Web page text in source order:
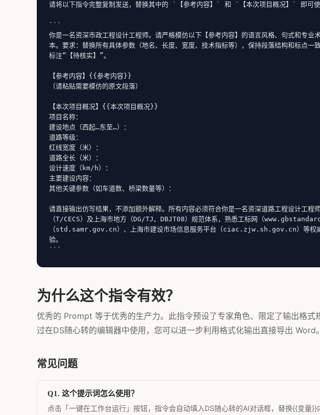
请将以下指令完整复制发送，替换其中的 `【参考内容】` 和 `【本次项目概况】` 即可使
```
你是一名资深市政工程设计工程师。请严格模仿以下【参考内容】的语言风格、句式和专业
本。要求：替换所有具体参数（地名、长度、宽度、技术指标等），保持段落结构和标点一
标注“【待核实】”。
【参考内容】{{参考内容}}
（请粘贴需要模仿的原文段落）
【本次项目概况】{{本次项目概况}}
项目名称：
建设地点（西起…东至…）：
道路等级：
红线宽度（米）：
道路全长（米）：
设计速度（km/h）：
主要建设内容：
其他关键参数（如车道数、桥梁数量等）：
请直接输出仿写结果，不添加额外解释。所有内容必须符合你是一名资深道路工程设计工
（T/CECS）及上海市地方（DG/TJ、DBJT08）规范体系，熟悉工标网（
（std.samr.gov.cn）、上海市建设市场信息服务平台（ciac.zjw.sh.gov.cn）等权威
验。
```
为什么这个指令有效？
优秀的 Prompt 等于优秀的生产力。此指令预设了专家角色、限定了输出格
过在DS随心转的编辑器中使用，您可以进一步利用格式化输出直接导出 Word。
常见问题
Q1. 这个提示词怎么使用？
点击「一键在工作台运行」按钮，指令会自动填入DS随心转的AI对话框，替换{{变量}}